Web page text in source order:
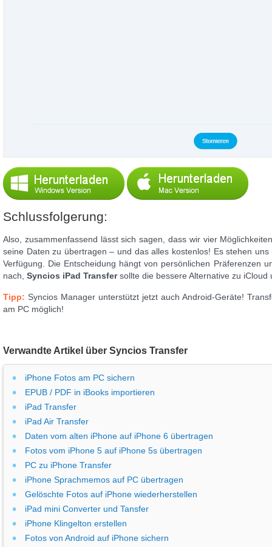
Schlussfolgerung:
Also, zusammenfassend lässt sich sagen, dass wir vier
seine Daten zu übertragen – und das alles kostenlos! Es stehen
Verfügung. Die Entscheidung hängt von persönlichen Präferenzen
nach, Syncios iPad Transfersollte die bessere Alternative zu iCloud
Tipp: Syncios Manager unterstützt jetzt auch Android-Geräte!
am PC möglich!
Verwandte Artikel über Syncios Transfer
iPhone Fotos am PC sichern
EPUB / PDF in iBooks importieren
iPad Transfer
iPad Air Transfer
Daten vom alten iPhone auf iPhone 6 übertragen
Fotos vom iPhone 5 auf iPhone 5s übertragen
PC zu iPhone Transfer
iPhone Sprachmemos auf PC übertragen
Gelöschte Fotos auf iPhone wiederherstellen
iPad mini Converter und Tansfer
iPhone Klingelton erstellen
Fotos von Android auf iPhone sichern